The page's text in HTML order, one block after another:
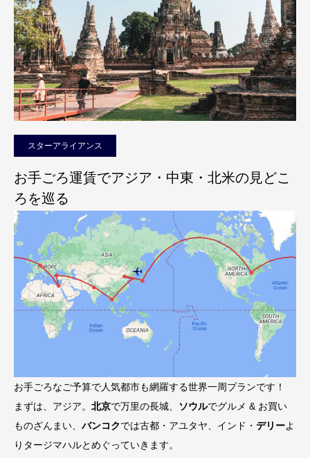
スターアライアンス
お手ごろ運賃でアジア・中東・北米の見どこ
ろを巡る
お手ごろなご予算で人気都市も網羅する世界一周プランです！
まずは、アジア。 北京で万里の長城、 ソウルでグルメ & お買い
ものざんまい、 バンコクでは古都・アユタヤ、インド・ デリーよ
りタージマハルとめぐっていきます。